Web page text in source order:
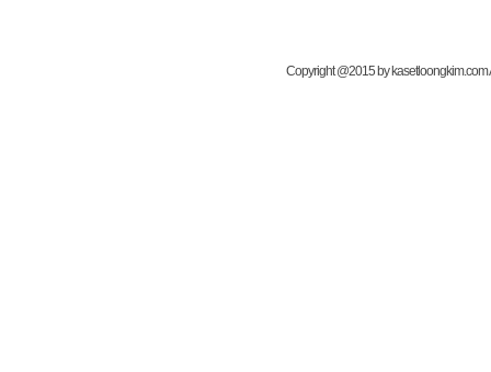
Copyright @2015 by kasetloongkim.com